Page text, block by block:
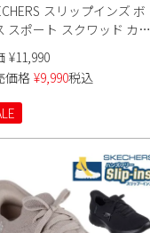
スリップインズ ボ
スポート スクワッド カオ
レディース
¥11,990
価格 ¥9,990税込